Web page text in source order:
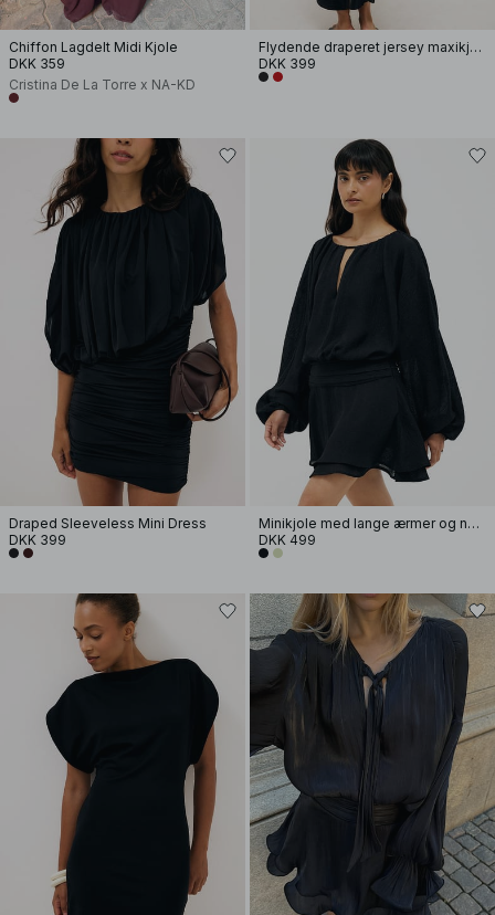
Chiffon Lagdelt Midi Kjole
DKK 359
Cristina De La Torre x NA-KD
Flydende draperet jersey maxikjole
DKK 399
Draped Sleeveless Mini Dress
DKK 399
Minikjole med lange ærmer og nøglehul
DKK 499